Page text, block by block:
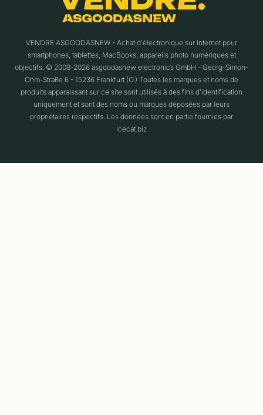
VENDRE.ASGOODASNEW - Achat d'électronique sur Internet pour
smartphones, tablettes, MacBooks, appareils photo numériques et
objectifs. © 2008-2026 asgoodasnew electronics GmbH - Georg-Simon-
Ohm-Straße 6 - 15236 Frankfurt (O.) Toutes les marques et noms de
produits apparaissant sur ce site sont utilisés à des fins d'identification
uniquement et sont des noms ou marques déposées par leurs
propriétaires respectifs. Les données sont en partie fournies par
Icecat.biz